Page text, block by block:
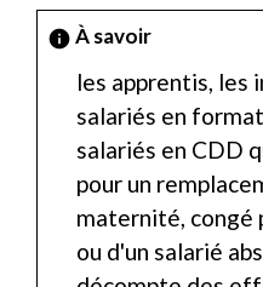
info À savoir
les apprentis, les
salariés en
salariés en CDD
pour un
maternité, congé
ou d'un salarié